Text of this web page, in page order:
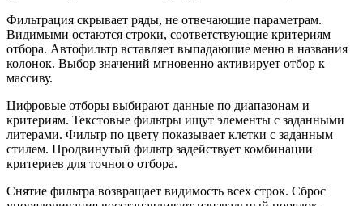
Фильтрация скрывает ряды, не отвечающие параметрам.
Видимыми остаются строки, соответствующие критериям
отбора. Автофильтр вставляет выпадающие меню в названия
колонок. Выбор значений мгновенно активирует отбор к
массиву.
Цифровые отборы выбирают данные по диапазонам и
критериям. Текстовые фильтры ищут элементы с заданными
литерами. Фильтр по цвету показывает клетки с заданным
стилем. Продвинутый фильтр задействует комбинации
критериев для точного отбора.
Снятие фильтра возвращает видимость всех строк. Сброс